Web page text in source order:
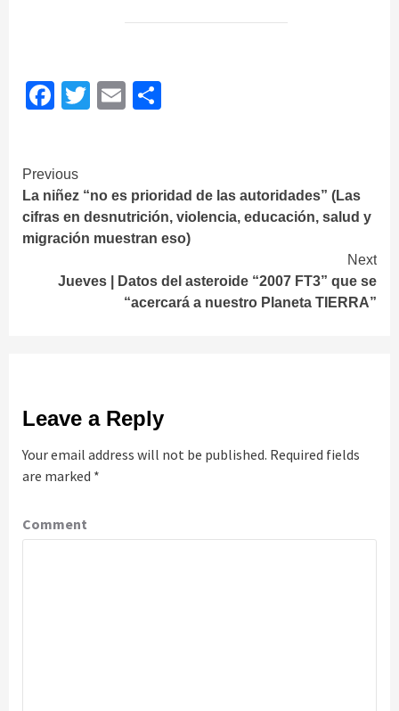
Facebook
Twitter
Email
Continue
Reading
Previous
La niñez “no es prioridad de las autoridades” (Las
cifras en desnutrición, violencia, educación, salud y
migración muestran eso)
Next
Jueves | Datos del asteroide “2007 FT3” que se
“acercará a nuestro Planeta TIERRA”
Leave a Reply
Your email address will not be published. Required fields
are marked *
Comment